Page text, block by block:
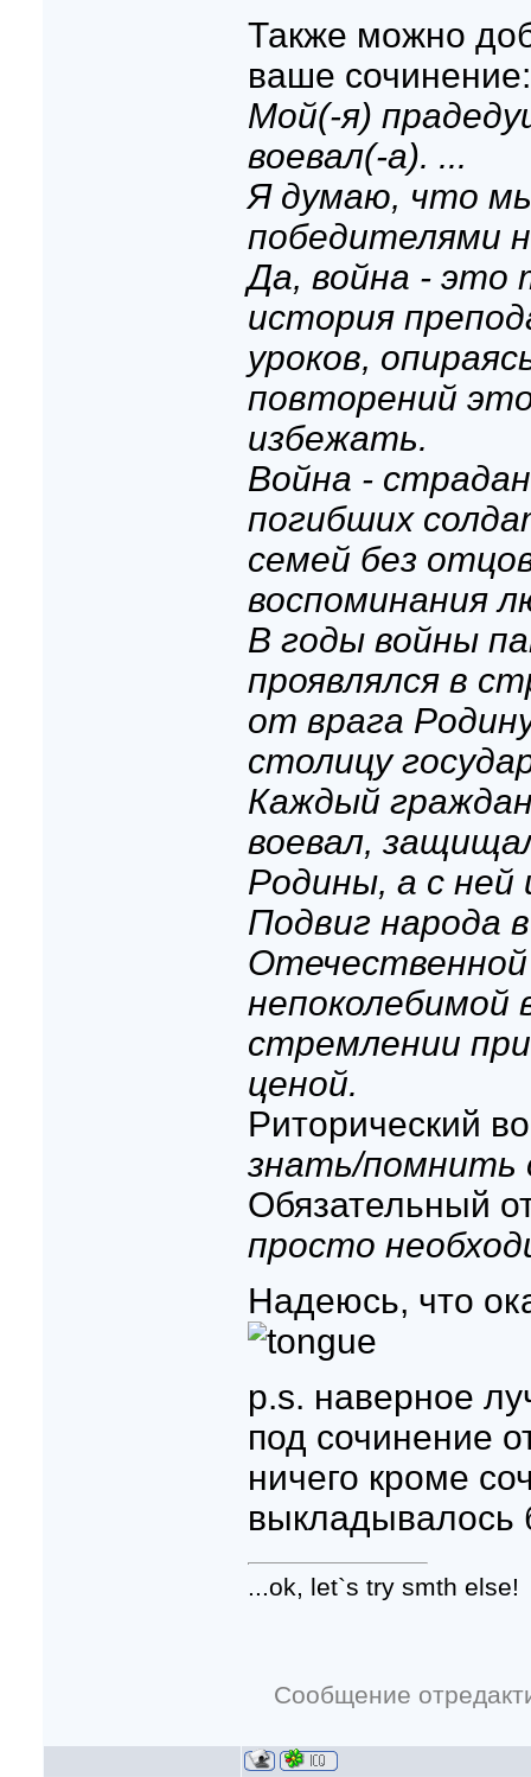
Также можно
ваше сочинение:
Мой(-я)
воевал(-а). ...
Я думаю, что
победителями
Да, война - это
история
уроков,
повторений
избежать.
Война -
погибших
семей без
воспоминания
В годы войны
проявлялся в
от врага
столицу
Каждый
воевал,
Родины, а с ней
Подвиг народа
непоколебимой
стремлении
ценой.
Риторический
знать/помнить
Обязательный
просто
Надеюсь, что
p.s. наверное
под сочинение
ничего кроме
выкладывалось
...ok, let`s try smth else!
Сообщение